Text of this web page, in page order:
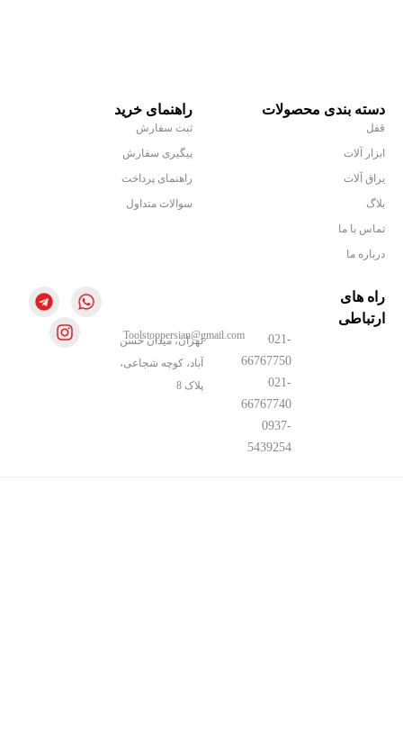
دسته بندی محصولات
قفل
ابزار آلات
یراق آلات
بلاگ
تماس با ما
درباره ما
راهنمای خرید
ثبت سفارش
پیگیری سفارش
راهنمای پرداخت
سوالات متداول
راه های
ارتباطی
تهران، میدان حسن
آباد، کوچه شجاعی،
پلاک 8
021-
66767750
021-
66767740
0937-
5439254
Toolstoppersian@gmail.com